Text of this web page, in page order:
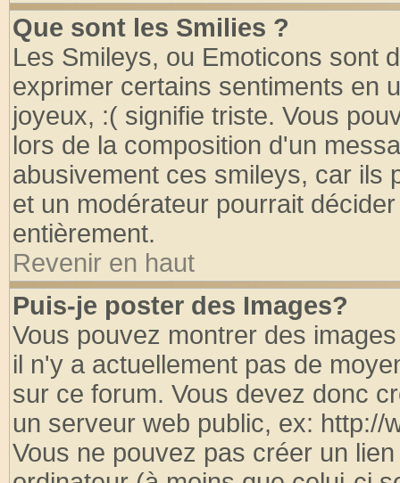
Que sont les Smilies ?
Les Smileys, ou Emoticons sont
exprimer certains sentiments en
joyeux, :( signifie triste. Vous
lors de la composition d'un
abusivement ces smileys, car ils
et un modérateur pourrait
entièrement.
Revenir en haut
Puis-je poster des Images?
Vous pouvez montrer des
il n'y a actuellement pas de
sur ce forum. Vous devez donc
un serveur web public, ex: http://
Vous ne pouvez pas créer un